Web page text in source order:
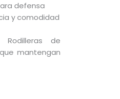
defensa
y comodidad
Rodilleras de
mantengan